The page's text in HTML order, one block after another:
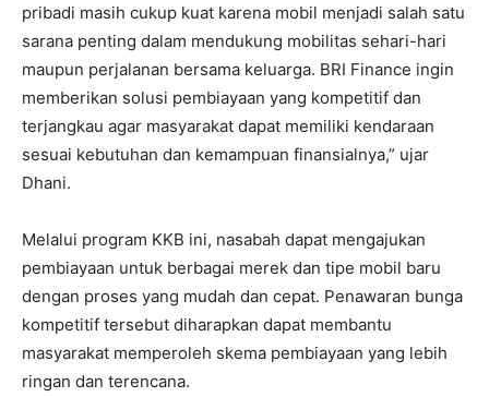
pribadi masih cukup kuat karena mobil menjadi salah satu
sarana penting dalam mendukung mobilitas sehari-hari
maupun perjalanan bersama keluarga. BRI Finance ingin
memberikan solusi pembiayaan yang kompetitif dan
terjangkau agar masyarakat dapat memiliki kendaraan
sesuai kebutuhan dan kemampuan finansialnya,” ujar
Dhani.
Melalui program KKB ini, nasabah dapat mengajukan
pembiayaan untuk berbagai merek dan tipe mobil baru
dengan proses yang mudah dan cepat. Penawaran bunga
kompetitif tersebut diharapkan dapat membantu
masyarakat memperoleh skema pembiayaan yang lebih
ringan dan terencana.